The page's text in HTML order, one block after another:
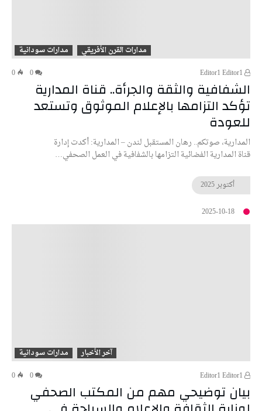
مدارات القرن الأفريقي
مدارات سودانية
0
الشفافية والثقة والجرأة.. قناة المدارية
تؤكد التزامها بالإعلام الموثوق وتستعد
للعودة
المدارية، صوتكم.. رهان المستقبل لندن – المدارية: أكدت إدارة
قناة المدارية الفضائية التزامها بالشفافية في العمل الصحفي…
أكتوبر2025
2025-10-18
آخر الأخبار
مدارات سودانية
0
بيان توضيحي مهم من المكتب الصحفي